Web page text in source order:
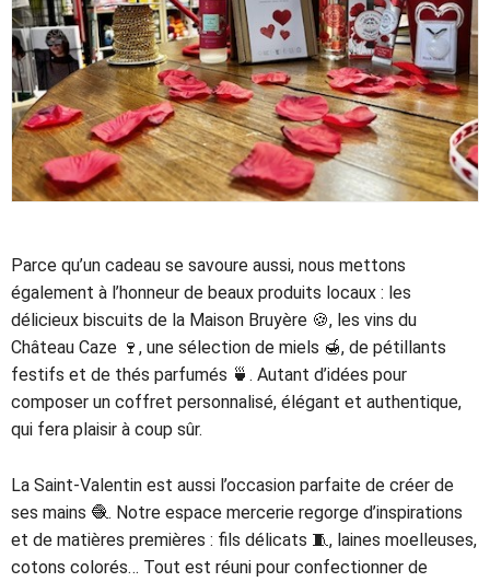
Parce qu’un cadeau se savoure aussi, nous mettons
également à l’honneur de beaux produits locaux : les
délicieux biscuits de la Maison Bruyère 🍪, les vins du
Château Caze 🍷, une sélection de miels 🍯, de pétillants
festifs et de thés parfumés 🍵. Autant d’idées pour
composer un coffret personnalisé, élégant et authentique,
qui fera plaisir à coup sûr.
La Saint-Valentin est aussi l’occasion parfaite de créer de
ses mains 🧶. Notre espace mercerie regorge d’inspirations
et de matières premières : fils délicats 🧵, laines moelleuses,
cotons colorés… Tout est réuni pour confectionner de